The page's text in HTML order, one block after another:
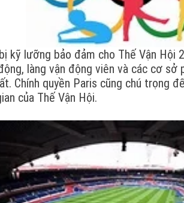
kỹ lưỡng bảo đảm cho Thế Vận Hội
làng vận động viên và các cơ
Chính quyền Paris cũng chú trọng
của Thế Vận Hội.